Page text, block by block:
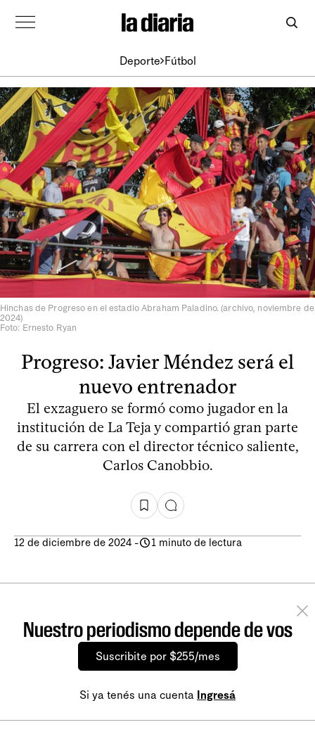
Deporte Fútbol
Hinchas de Progreso en el estadio Abraham Paladino. (archivo, noviembre de
2024)
Foto: Ernesto Ryan
Progreso: Javier Méndez será el
nuevo entrenador
El exzaguero se formó como jugador en la
institución de La Teja y compartió gran parte
de su carrera con el director técnico saliente,
Carlos Canobbio.
12 de diciembre de 2024 - 1 minuto de lectura
Nuestro periodismo depende de vos
Suscribite por $255/mes
Si ya tenés una cuenta Ingresá